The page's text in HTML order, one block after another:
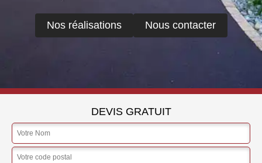
Nos réalisations Nous contacter
DEVIS GRATUIT